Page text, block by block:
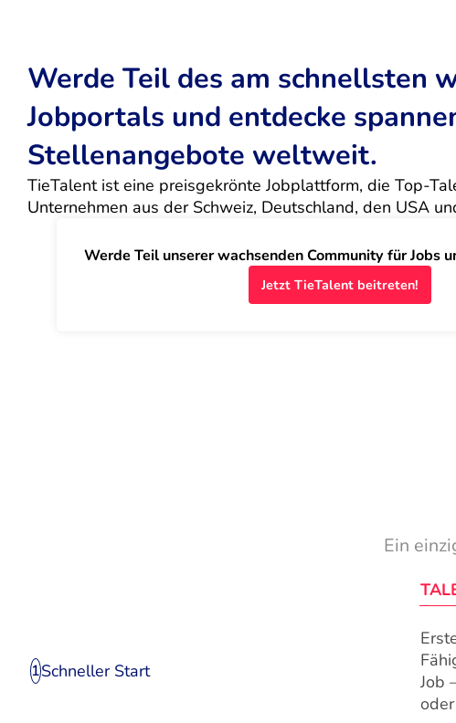
Werde Teil des am schnellsten
Jobportals und entdecke
Stellenangebote weltweit.
TieTalent ist eine preisgekrönte Jobplattform, die Top-
Unternehmen aus der Schweiz, Deutschland, den USA
Werde Teil unserer wachsenden Community für Jobs
Jetzt TieTalent beitreten!
Ein
1Schneller Start
Job